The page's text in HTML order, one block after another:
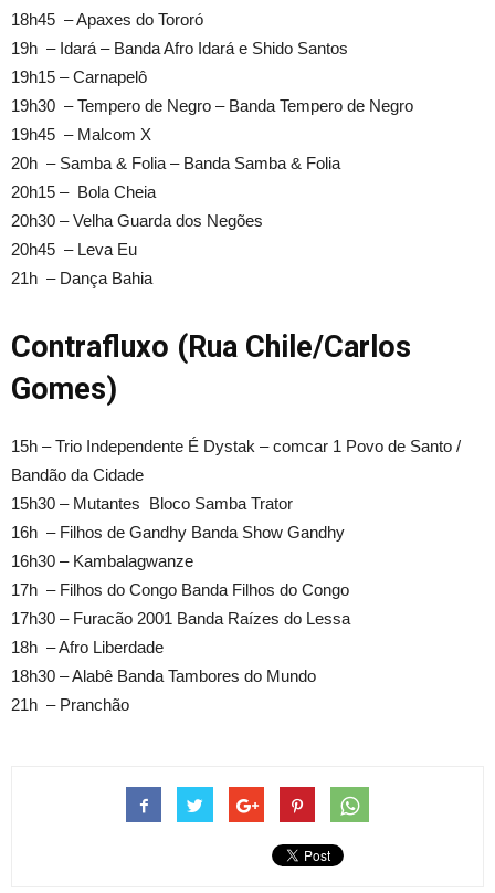
18h45 – Apaxes do Tororó
19h – Idará – Banda Afro Idará e Shido Santos
19h15 – Carnapelô
19h30 – Tempero de Negro – Banda Tempero de Negro
19h45 – Malcom X
20h – Samba & Folia – Banda Samba & Folia
20h15 – Bola Cheia
20h30 – Velha Guarda dos Negões
20h45 – Leva Eu
21h – Dança Bahia
Contrafluxo (Rua Chile/Carlos
Gomes)
15h – Trio Independente É Dystak – comcar 1 Povo de Santo /
Bandão da Cidade
15h30 – Mutantes Bloco Samba Trator
16h – Filhos de Gandhy Banda Show Gandhy
16h30 – Kambalagwanze
17h – Filhos do Congo Banda Filhos do Congo
17h30 – Furacão 2001 Banda Raízes do Lessa
18h – Afro Liberdade
18h30 – Alabê Banda Tambores do Mundo
21h – Pranchão